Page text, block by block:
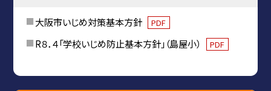
大阪市いじめ対策基本方針 PDF
R８．４「学校いじめ防止基本方針」（島屋小） PDF